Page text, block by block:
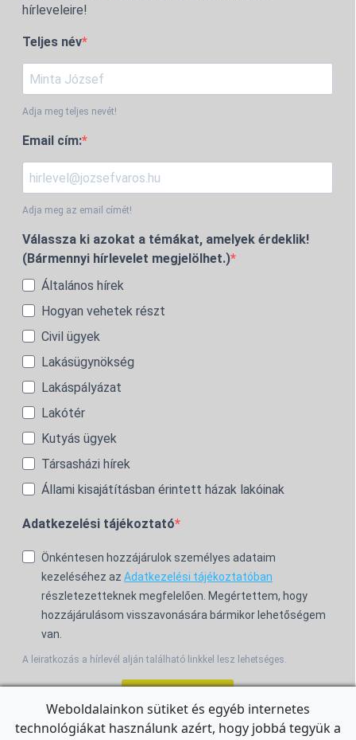
hírleveleire!
Teljes név
Adja meg teljes nevét!
Email cím:
Adja meg az email címét!
Válassza ki azokat a témákat, amelyek érdeklik!
(Bármennyi hírlevelet megjelölhet.)
Általános hírek
Hogyan vehetek részt
Civil ügyek
Lakásügynökség
Lakáspályázat
Lakótér
Kutyás ügyek
Társasházi hírek
Állami kisajátításban érintett házak lakóinak
Adatkezelési tájékoztató
Önkéntesen hozzájárulok személyes adataim
kezeléséhez az Adatkezelési tájékoztatóban
részletezetteknek megfelelően. Megértettem, hogy
hozzájárulásom visszavonására bármikor lehetőségem
van.
A leiratkozás a hírlevél alján található linkkel lesz lehetséges.
Weboldalainkon sütiket és egyéb internetes
technológiákat használunk azért, hogy jobbá tegyük a